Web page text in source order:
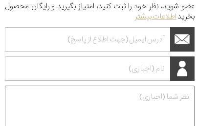
عضو شوید، نظر خود را ثبت کنید، امتیاز بگیرید و رایگان محصول
بخریداطلاعات بیشتر